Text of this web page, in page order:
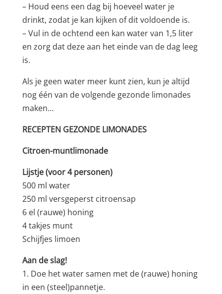
– Houd eens een dag bij hoeveel water je
drinkt, zodat je kan kijken of dit voldoende is.
– Vul in de ochtend een kan water van 1,5 liter
en zorg dat deze aan het einde van de dag leeg
is.
Als je geen water meer kunt zien, kun je altijd
nog één van de volgende gezonde limonades
maken…
RECEPTEN GEZONDE LIMONADES
Citroen-muntlimonade
Lijstje (voor 4 personen)
500 ml water
250 ml versgeperst citroensap
6 el (rauwe) honing
4 takjes munt
Schijfjes limoen
Aan de slag!
1. Doe het water samen met de (rauwe) honing
in een (steel)pannetje.